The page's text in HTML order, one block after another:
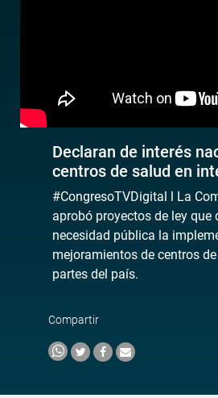
Declaran de interés
centros de salud en
#CongresoTVDigital l La
aprobó proyectos de ley que
necesidad pública la
mejoramientos de centros
partes del país.
Compartir